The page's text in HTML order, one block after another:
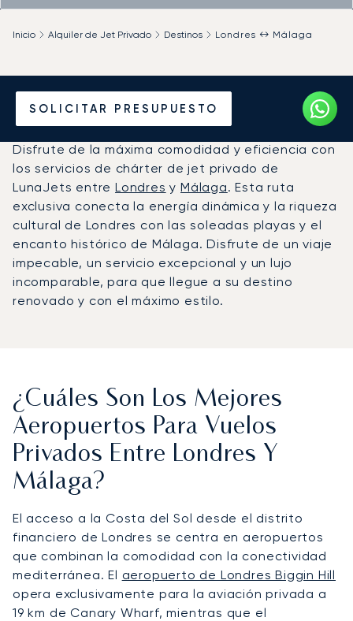
SOLICITAR PRESUPUESTO
Inicio Alquiler de Jet Privado Destinos Londres ↔ Málaga
Alquile un Jet Privado de
Londres a Málaga
Disfrute de la máxima comodidad y eficiencia con
los servicios de chárter de jet privado de
LunaJets entreLondres yMálaga. Esta ruta
exclusiva conecta la energía dinámica y la riqueza
cultural de Londres con las soleadas playas y el
encanto histórico de Málaga. Disfrute de un viaje
impecable, un servicio excepcional y un lujo
incomparable, para que llegue a su destino
renovado y con el máximo estilo.
¿Cuáles Son Los Mejores
Aeropuertos Para Vuelos
Privados Entre Londres Y
Málaga?
El acceso a la Costa del Sol desde el distrito
financiero de Londres se centra en aeropuertos
que combinan la comodidad con la conectividad
mediterránea. El aeropuerto de Londres Biggin Hill
opera exclusivamente para la aviación privada a
19 km de Canary Wharf, mientras que el